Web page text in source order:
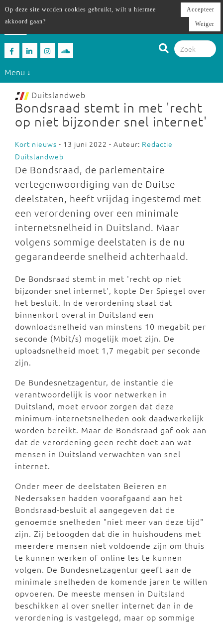
Menu ↓
Duitslandweb
Bondsraad stemt in met 'recht
op niet bijzonder snel internet'
Kort nieuws - 13 juni 2022 - Auteur: Redactie
Duitslandweb
De Bondsraad, de parlementaire
vertegenwoordiging van de Duitse
deelstaten, heeft vrijdag ingestemd met
een verordening over een minimale
internetsnelheid in Duitsland. Maar
volgens sommige deelstaten is de nu
gegarandeerde snelheid achterhaald.
De Bondsraad stemt in met 'recht op niet
bijzonder snel internet', kopte Der Spiegel over
het besluit. In de verordening staat dat
binnenkort overal in Duitsland een
downloadsnelheid van minstens 10 megabit per
seconde (Mbit/s) mogelijk moet zijn. De
uploadsnelheid moet 1,7 megabit per seconde
zijn.
De Bundesnetzagentur, de instantie die
verantwoordelijk is voor netwerken in
Duitsland, moet ervoor zorgen dat deze
minimum-internetsnelheden ook daadwerkelijk
worden bereikt. Maar de Bondsraad gaf ook aan
dat de verordening geen recht doet aan wat
mensen in Duitsland verwachten van snel
internet.
Onder meer de deelstaten Beieren en
Nedersaksen hadden voorafgaand aan het
Bondsraad-besluit al aangegeven dat de
genoemde snelheden "niet meer van deze tijd"
zijn. Zij betoogden dat die in huishoudens met
meerdere mensen niet voldoende zijn om thuis
te kunnen werken of online les te kunnen
volgen. De Bundesnetzagentur geeft aan de
minimale snelheden de komende jaren te willen
opvoeren. De meeste mensen in Duitsland
beschikken al over sneller internet dan in de
verordening is vastgelegd, maar op sommige
Op deze site worden cookies gebruikt, wilt u hiermee
akkoord gaan?
Accepteer
Weiger